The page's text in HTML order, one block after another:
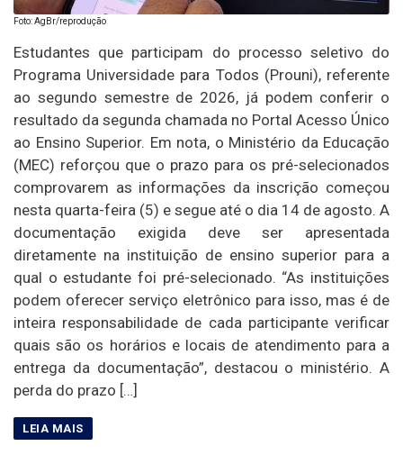
Foto: AgBr/reprodução
Estudantes que participam do processo seletivo do
Programa Universidade para Todos (Prouni), referente
ao segundo semestre de 2026, já podem conferir o
resultado da segunda chamada no Portal Acesso Único
ao Ensino Superior. Em nota, o Ministério da Educação
(MEC) reforçou que o prazo para os pré-selecionados
comprovarem as informações da inscrição começou
nesta quarta-feira (5) e segue até o dia 14 de agosto. A
documentação exigida deve ser apresentada
diretamente na instituição de ensino superior para a
qual o estudante foi pré-selecionado. “As instituições
podem oferecer serviço eletrônico para isso, mas é de
inteira responsabilidade de cada participante verificar
quais são os horários e locais de atendimento para a
entrega da documentação”, destacou o ministério. A
perda do prazo […]